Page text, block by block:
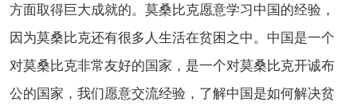
方面取得巨大成就的。莫桑比克愿意学习中国的经验，
因为莫桑比克还有很多人生活在贫困之中。中国是一个
对莫桑比克非常友好的国家，是一个对莫桑比克开诚布
公的国家，我们愿意交流经验，了解中国是如何解决贫